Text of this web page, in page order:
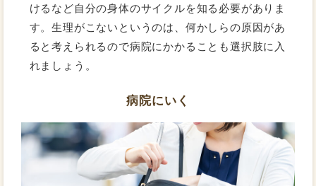
けるなど自分の身体のサイクルを知る必要がありま
す。生理がこないというのは、何かしらの原因があ
ると考えられるので病院にかかることも選択肢に入
れましょう。
病院にいく